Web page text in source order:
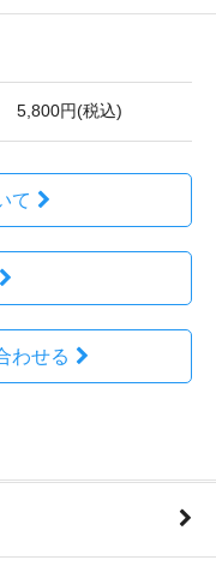
5,800円(税込)
て
わせる